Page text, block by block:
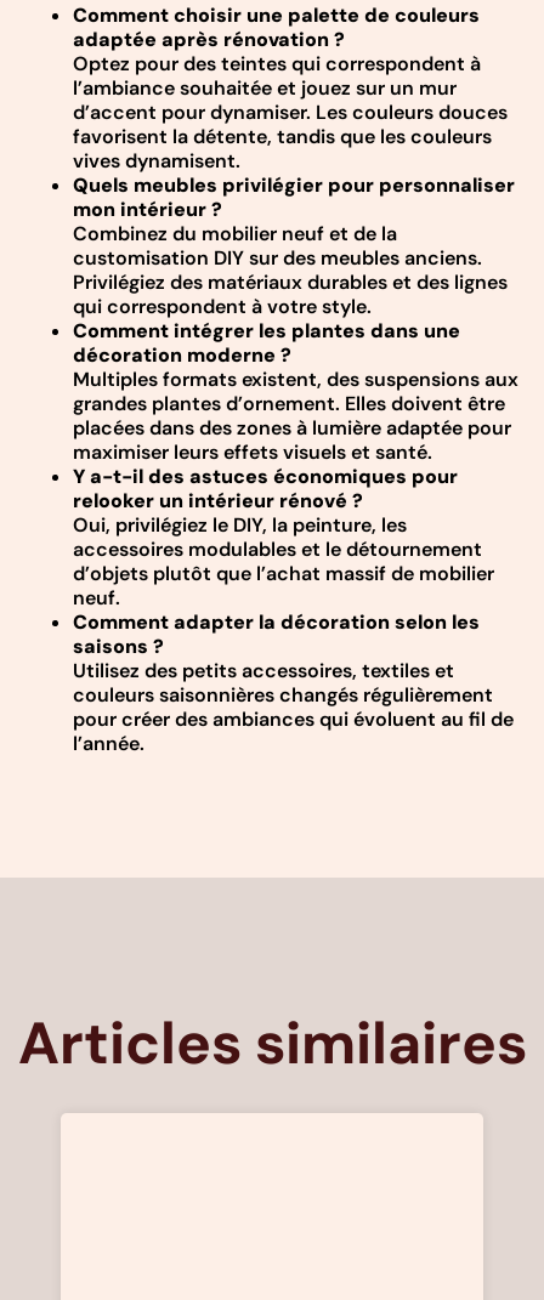
Comment choisir une palette de couleurs
adaptée après rénovation ?
Optez pour des teintes qui correspondent à
l’ambiance souhaitée et jouez sur un mur
d’accent pour dynamiser. Les couleurs douces
favorisent la détente, tandis que les couleurs
vives dynamisent.
Quels meubles privilégier pour personnaliser
mon intérieur ?
Combinez du mobilier neuf et de la
customisation DIY sur des meubles anciens.
Privilégiez des matériaux durables et des lignes
qui correspondent à votre style.
Comment intégrer les plantes dans une
décoration moderne ?
Multiples formats existent, des suspensions aux
grandes plantes d’ornement. Elles doivent être
placées dans des zones à lumière adaptée pour
maximiser leurs effets visuels et santé.
Y a-t-il des astuces économiques pour
relooker un intérieur rénové ?
Oui, privilégiez le DIY, la peinture, les
accessoires modulables et le détournement
d’objets plutôt que l’achat massif de mobilier
neuf.
Comment adapter la décoration selon les
saisons ?
Utilisez des petits accessoires, textiles et
couleurs saisonnières changés régulièrement
pour créer des ambiances qui évoluent au fil de
l’année.
Articles similaires